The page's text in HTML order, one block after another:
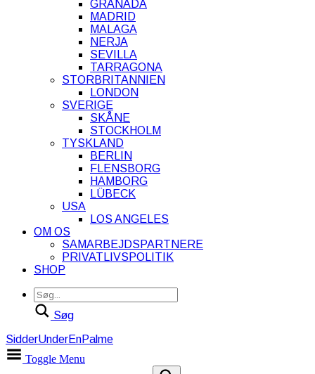
GRANADA
MADRID
MALAGA
NERJA
SEVILLA
TARRAGONA
STORBRITANNIEN
LONDON
SVERIGE
SKÅNE
STOCKHOLM
TYSKLAND
BERLIN
FLENSBORG
HAMBORG
LÜBECK
USA
LOS ANGELES
OM OS
SAMARBEJDSPARTNERE
PRIVATLIVSPOLITIK
SHOP
Søg
SidderUnderEnPalme
Toggle Menu